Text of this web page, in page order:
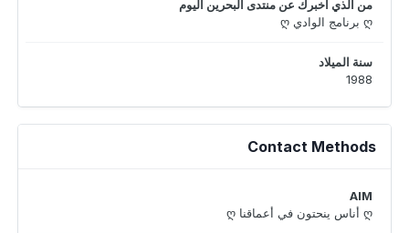
من الذي اخبرك عن منتدى البحرين اليوم
ღ برنامج الوادي ღ
سنة الميلاد
1988
Contact Methods
AIM
ღ أناس ينحتون في أعماقنا ღ